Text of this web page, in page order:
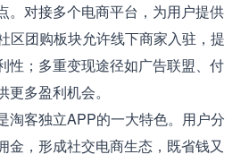
。对接多个电商平台，为用户提供
区团购板块允许线下商家入驻，提
性；多重变现途径如广告联盟、付
多盈利机会。
客独立APP的一大特色。用户分
金，形成社交电商生态，既省钱又